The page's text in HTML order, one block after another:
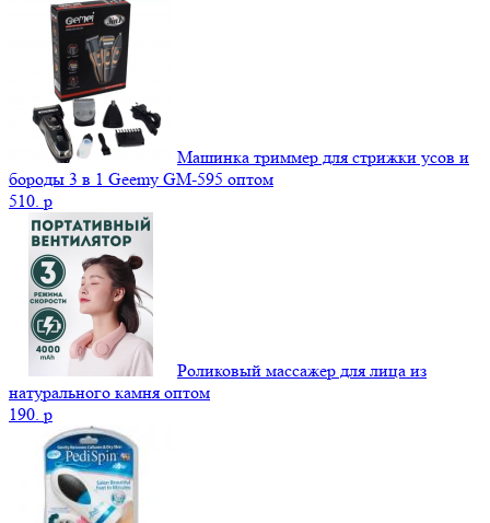
Машинка триммер для стрижки усов и
бороды 3 в 1 Geemy GM-595 оптом
510. p
Роликовый массажер для лица из
натурального камня оптом
190. p